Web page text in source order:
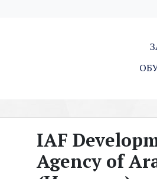
IAF
Agency of